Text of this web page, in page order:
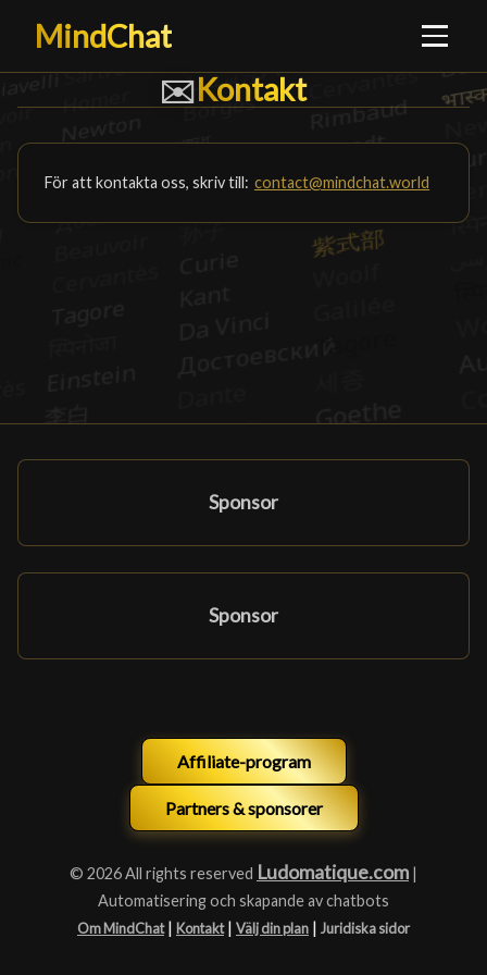
MindChat
✉️Kontakt
Kontakt█
För att kontakta oss, skriv till: contact@mindchat.world
Sponsor
Sponsor
Affiliate-program
Partners & sponsorer
© 2026 All rights reserved Ludomatique.com |
Automatisering och skapande av chatbots
Om MindChat | Kontakt | Välj din plan | Juridiska sidor